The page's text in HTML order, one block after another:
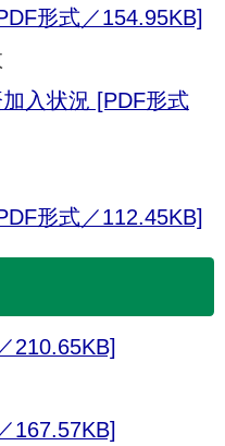
形式／154.95KB]
入状況 [PDF形式
形式／112.45KB]
210.65KB]
167.57KB]